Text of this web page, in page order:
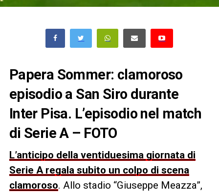
Papera Sommer: clamoroso
episodio a San Siro durante
Inter Pisa. L’episodio nel match
di Serie A – FOTO
L’anticipo della ventiduesima giornata di
Serie A regala subito un colpo di scena
clamoroso. Allo stadio “Giuseppe Meazza”,